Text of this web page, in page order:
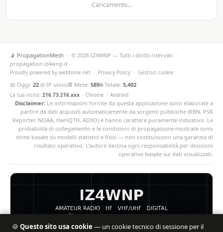
🍪 Questo sito usa cookie — un cookie tecnico di sessione per il
Caricamento...
📡 PropagationMesh · © 2026 IZ4WNP — Tutti i diritti riservati ·
propagation.iz4wnp.it
Proudly powered by webtome.net · Privacy Policy · Gestisci cookie
📅 Oggi: 22 (6 IP unici)📆 Mese: 589🌐 Totale: 5,402
La tua visita: 216.73.216.xxx · Chrome · Android
Disclaimer: Le informazioni fornite da questa applicazione sono elaborate a
partire da dati acquisiti automaticamente da sorgenti pubbliche (RBN, PSK
Reporter, NOAA, HamQTH, ADXO) e hanno carattere puramente indicativo. Le
probabilità di collegamento e le condizioni di propagazione mostrate sono
stime basate su modelli statistici e fisici — non costituiscono una garanzia di
risultato operativo. L'autore declina ogni responsabilità per decisioni
operative basate sui dati visualizzati.